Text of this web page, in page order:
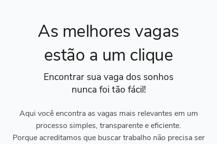
As melhores vagas
estão a um clique
Encontrar sua vaga dos sonhos
nunca foi tão fácil!
Aqui você encontra as vagas mais relevantes em um
processo simples, transparente e eficiente.
Porque acreditamos que buscar trabalho não precisa ser